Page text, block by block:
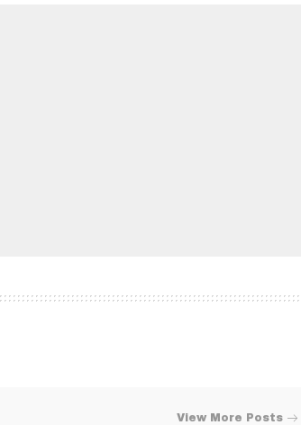
View More Posts